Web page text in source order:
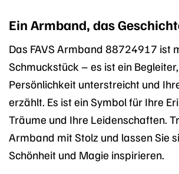
Ein Armband, das
Das FAVS Armband 88724917 ist
Schmuckstück – es ist ein
Persönlichkeit unterstreicht und
erzählt. Es ist ein Symbol für Ihre
Träume und Ihre Leidenschaften.
Armband mit Stolz und lassen Sie
Schönheit und Magie inspirieren.